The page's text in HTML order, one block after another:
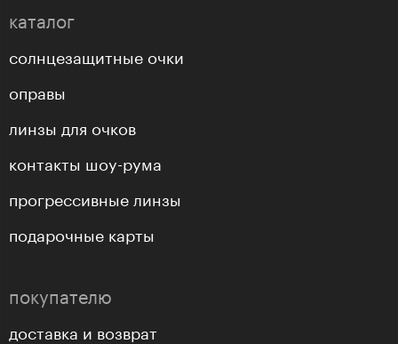
каталог
солнцезащитные очки
оправы
линзы для очков
контакты шоу-рума
прогрессивные линзы
подарочные карты
покупателю
доставка и возврат